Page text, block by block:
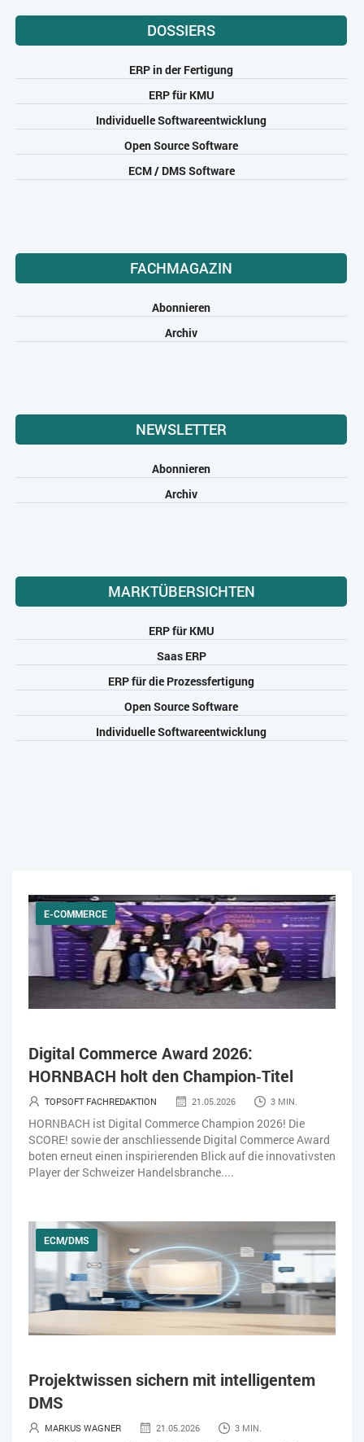
DOSSIERS
ERP in der Fertigung
ERP für KMU
Individuelle Softwareentwicklung
Open Source Software
ECM / DMS Software
FACHMAGAZIN
Abonnieren
Archiv
NEWSLETTER
Abonnieren
Archiv
MARKTÜBERSICHTEN
ERP für KMU
Saas ERP
ERP für die Prozessfertigung
Open Source Software
Individuelle Softwareentwicklung
E-COMMERCE
Digital Commerce Award 2026:
HORNBACH holt den Champion‑Titel
TOPSOFT FACHREDAKTION 21.05.2026 3 MIN.
HORNBACH ist Digital Commerce Champion 2026! Die
SCORE! sowie der anschliessende Digital Commerce Award
boten erneut einen inspirierenden Blick auf die innovativsten
Player der Schweizer Handelsbranche....
ECM/DMS
Projektwissen sichern mit intelligentem
DMS
MARKUS WAGNER 21.05.2026 3 MIN.